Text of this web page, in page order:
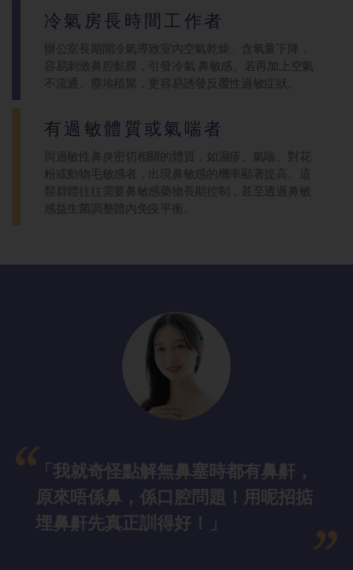
冷氣房長時間工作者
辦公室長期開冷氣導致室內空氣乾燥、含氧量下降，
容易刺激鼻腔黏膜，引發冷氣 鼻敏感。若再加上空氣
不流通、塵埃積聚，更容易誘發反覆性過敏症狀。
有過敏體質或氣喘者
與過敏性鼻炎密切相關的體質，如濕疹、氣喘、對花
粉或動物毛敏感者，出現鼻敏感的機率顯著提高。這
類群體往往需要鼻敏感藥物長期控制，甚至透過鼻敏
感益生菌調整體內免疫平衡。
「我就奇怪點解無鼻塞時都有鼻鼾，
原來唔係鼻，係口腔問題！用呢招掂
埋鼻鼾先真正訓得好！」